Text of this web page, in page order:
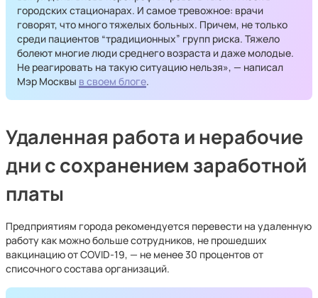
городских стационарах. И самое тревожное: врачи
говорят, что много тяжелых больных. Причем, не только
среди пациентов “традиционных” групп риска. Тяжело
болеют многие люди среднего возраста и даже молодые.
Не реагировать на такую ситуацию нельзя», — написал
Мэр Москвы в своем блоге.
Удаленная работа и нерабочие
дни с сохранением заработной
платы
Предприятиям города рекомендуется перевести на удаленную
работу как можно больше сотрудников, не прошедших
вакцинацию от COVID-19, — не менее 30 процентов от
списочного состава организаций.